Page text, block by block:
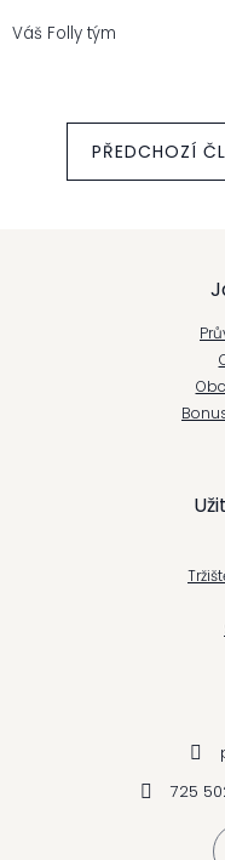
Váš Folly tým
PŘEDCHOZÍ
725